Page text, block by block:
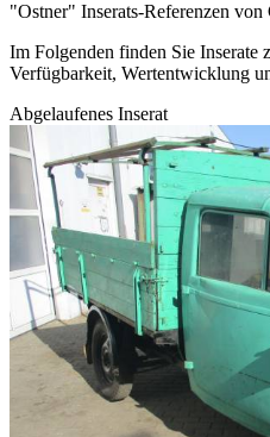
"Ostner" Inserats-Referenzen von
Im Folgenden finden Sie Inserate
Verfügbarkeit, Wertentwicklung
Abgelaufenes Inserat